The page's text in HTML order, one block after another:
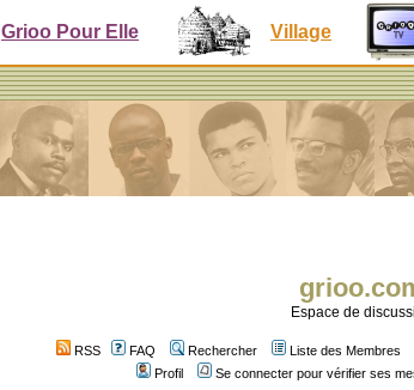
Grioo Pour Elle Village
Espace de
RSS FAQ Rechercher Liste des Membres
Profil
Se connecter pour vérifier ses